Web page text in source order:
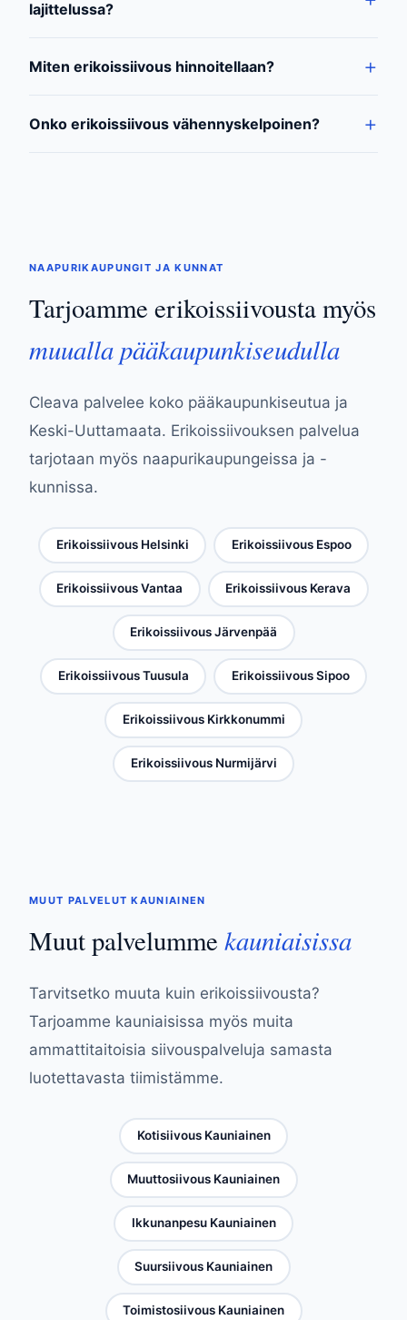
lajittelussa?
Miten erikoissiivous hinnoitellaan?
Onko erikoissiivous vähennyskelpoinen?
NAAPURIKAUPUNGIT JA KUNNAT
Tarjoamme erikoissiivousta myös
muualla pääkaupunkiseudulla
Cleava palvelee koko pääkaupunkiseutua ja
Keski-Uuttamaata. Erikoissiivouksen palvelua
tarjotaan myös naapurikaupungeissa ja -
kunnissa.
Erikoissiivous Helsinki Erikoissiivous Espoo
Erikoissiivous Vantaa Erikoissiivous Kerava
Erikoissiivous Järvenpää
Erikoissiivous Tuusula Erikoissiivous Sipoo
Erikoissiivous Kirkkonummi
Erikoissiivous Nurmijärvi
MUUT PALVELUT KAUNIAINEN
Muut palvelumme kauniaisissa
Tarvitsetko muuta kuin erikoissiivousta?
Tarjoamme kauniaisissa myös muita
ammattitaitoisia siivouspalveluja samasta
luotettavasta tiimistämme.
Kotisiivous Kauniainen
Muuttosiivous Kauniainen
Ikkunanpesu Kauniainen
Suursiivous Kauniainen
Toimistosiivous Kauniainen